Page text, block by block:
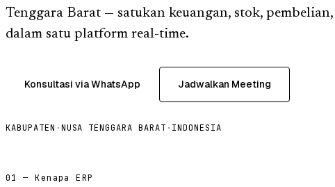
Tenggara Barat — satukan keuangan, stok,
dalam satu platform real-time.
Konsultasi via WhatsApp Jadwalkan Meeting
KABUPATEN ·NUSA TENGGARA BARAT · INDONESIA
01 — Kenapa ERP